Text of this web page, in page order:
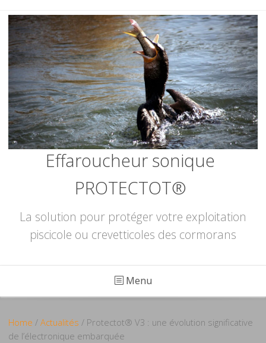
content
Effaroucheur sonique
PROTECTOT®
La solution pour protéger votre exploitation
piscicole ou crevetticoles des cormorans
Menu
Home /Actualités / Protectot® V3 : une évolution significative
de l’électronique embarquée